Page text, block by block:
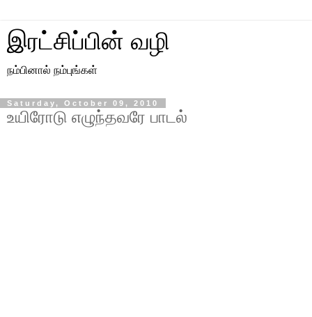
இரட்சிப்பின் வழி
நம்பினால் நம்புங்கள்
Saturday, October 09, 2010
உயிரோடு எழுந்தவரே பாடல்